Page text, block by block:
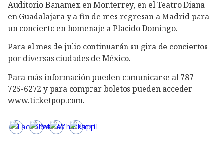
Auditorio Banamex en Monterrey, en el Teatro Diana
en Guadalajara y a fin de mes regresan a Madrid para
un concierto en homenaje a Placido Domingo.
Para el mes de julio continuarán su gira de conciertos
por diversas ciudades de México.
Para más información pueden comunicarse al 787-
725-6272 y para comprar boletos pueden acceder
www.ticketpop.com.